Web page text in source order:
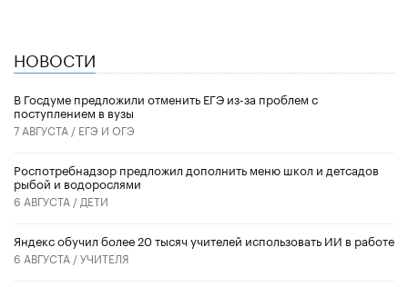
НОВОСТИ
В Госдуме предложили отменить ЕГЭ из-за проблем с
поступлением в вузы
7 АВГУСТА / ЕГЭ И ОГЭ
Роспотребнадзор предложил дополнить меню школ и детсадов
рыбой и водорослями
6 АВГУСТА / ДЕТИ
​Яндекс обучил более 20 тысяч учителей использовать ИИ в работе
6 АВГУСТА /УЧИТЕЛЯ